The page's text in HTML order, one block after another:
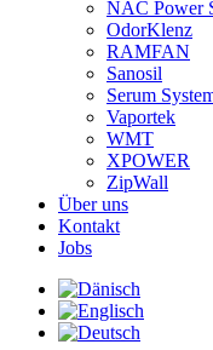
NAC Power
OdorKlenz
RAMFAN
Sanosil
Serum
Vaportek
WMT
XPOWER
ZipWall
Über uns
Kontakt
Jobs